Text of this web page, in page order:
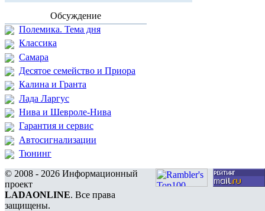
Обсуждение
Полемика. Тема дня
Классика
Самара
Десятое семейство и Приора
Калина и Гранта
Лада Ларгус
Нива и Шевроле-Нива
Гарантия и сервис
Автосигнализации
Тюнинг
© 2008 - 2026 Информационный
проект
LADAONLINE. Все права
защищены.